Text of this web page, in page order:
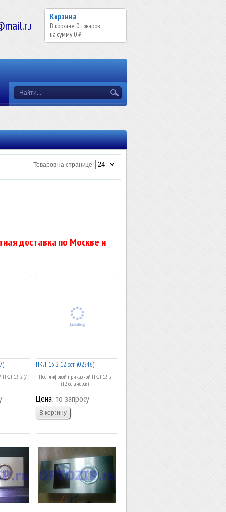
Корзина
В корзине 0товаров
на сумму 0 ₽
Товаров на странице:
доставка по Москве и
ПКЛ-13-2 (7
ПКЛ-13-2 12 ост. (02246)
Пост лифтовой приказной ПКЛ-13-2
(12 остановок)
Цена: по запросу